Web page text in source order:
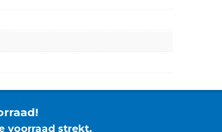
voorraad strekt.